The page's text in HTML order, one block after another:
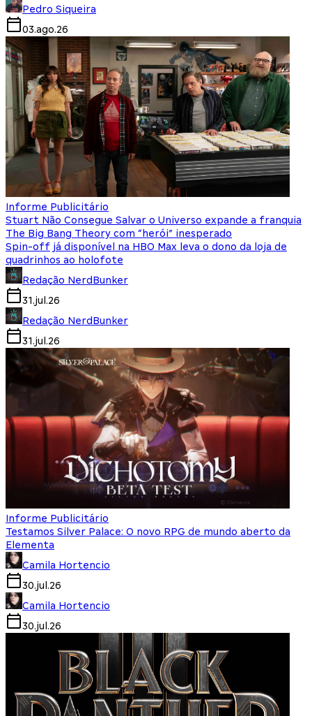
Pedro Siqueira
03.ago.26
Informe Publicitário
Stuart Não Consegue Salvar o Universo expande a franquia
The Big Bang Theory com “herói” inesperado
Spin-off já disponível na HBO Max leva o dono da loja de
quadrinhos ao holofote
Redação NerdBunker
31.jul.26
Redação NerdBunker
31.jul.26
Informe Publicitário
Testamos Silver Palace: O novo RPG de mundo aberto da
Elementa
Camila Hortencio
30.jul.26
Camila Hortencio
30.jul.26